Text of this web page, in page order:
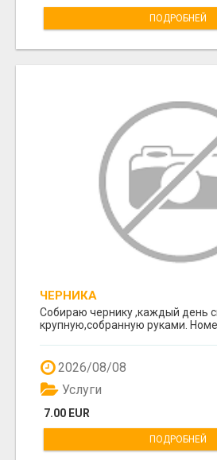
ПОДРОБНЕЙ
ЧЕРНИКА
Собираю чернику ,каждый день
крупную,собранную руками.
2026/08/08
7.00 EUR
Услуги
ПОДРОБНЕЙ